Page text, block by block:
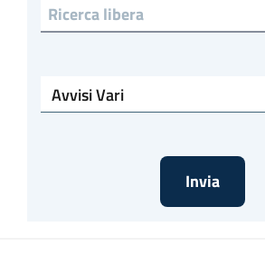
Ricerca libera
Tipologia